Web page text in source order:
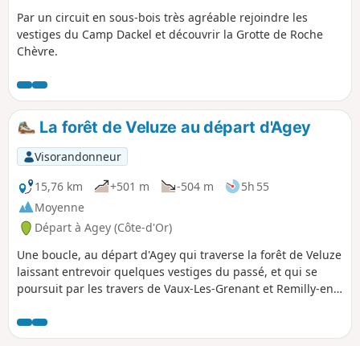
Par un circuit en sous-bois très agréable rejoindre les
vestiges du Camp Dackel et découvrir la Grotte de Roche
Chèvre.
La forêt de Veluze au départ d'Agey
Visorandonneur
15,76 km
+501 m -504 m
5h 55
Moyenne
Départ à Agey (Côte-d'Or)
Une boucle, au départ d'Agey qui traverse la forêt de Veluze
laissant entrevoir quelques vestiges du passé, et qui se
poursuit par les travers de Vaux-Les-Grenant et Remilly-en-